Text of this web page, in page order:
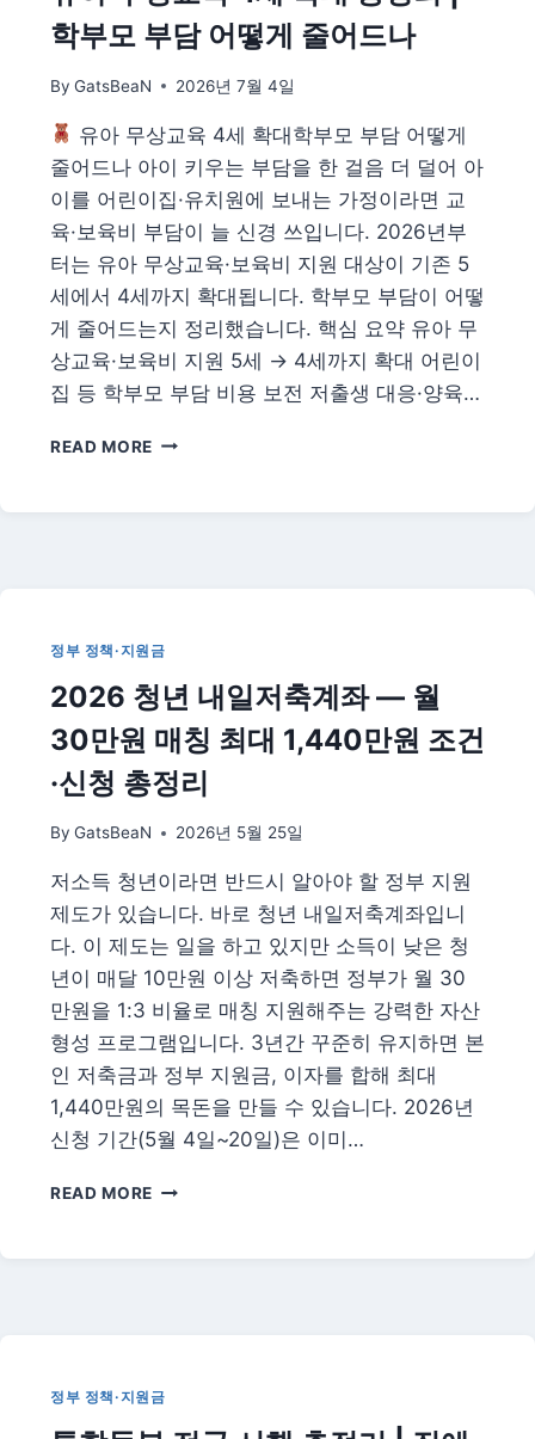
학부모 부담 어떻게 줄어드나
By GatsBeaN 2026년 7월 4일
유아 무상교육 4세 확대학부모 부담 어떻게
줄어드나 아이 키우는 부담을 한 걸음 더 덜어 아
이를 어린이집·유치원에 보내는 가정이라면 교
육·보육비 부담이 늘 신경 쓰입니다. 2026년부
터는 유아 무상교육·보육비 지원 대상이 기존 5
세에서 4세까지 확대됩니다. 학부모 부담이 어떻
게 줄어드는지 정리했습니다. 핵심 요약 유아 무
상교육·보육비 지원 5세 → 4세까지 확대 어린이
집 등 학부모 부담 비용 보전 저출생 대응·양육…
READ MORE 유
상
확
총
정
리
학
모
담
어
떻
게
어
드
나
정부 정책·지원금
2026 청년 내일저축계좌 — 월
30만원 매칭 최대 1,440만원 조건
·신청 총정리
By GatsBeaN 2026년 5월 25일
저소득 청년이라면 반드시 알아야 할 정부 지원
제도가 있습니다. 바로 청년 내일저축계좌입니
다. 이 제도는 일을 하고 있지만 소득이 낮은 청
년이 매달 10만원 이상 저축하면 정부가 월 30
만원을 1:3 비율로 매칭 지원해주는 강력한 자산
형성 프로그램입니다. 3년간 꾸준히 유지하면 본
인 저축금과 정부 지원금, 이자를 합해 최대
1,440만원의 목돈을 만들 수 있습니다. 2026년
신청 기간(5월 4일~20일)은 이미…
READ MORE 2026
내
좌
정부 정책·지원금